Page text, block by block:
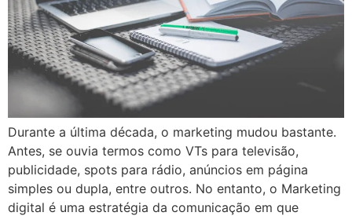
Durante a última década, o marketing mudou bastante.
Antes, se ouvia termos como VTs para televisão,
publicidade, spots para rádio, anúncios em página
simples ou dupla, entre outros. No entanto, o Marketing
digital é uma estratégia da comunicação em que